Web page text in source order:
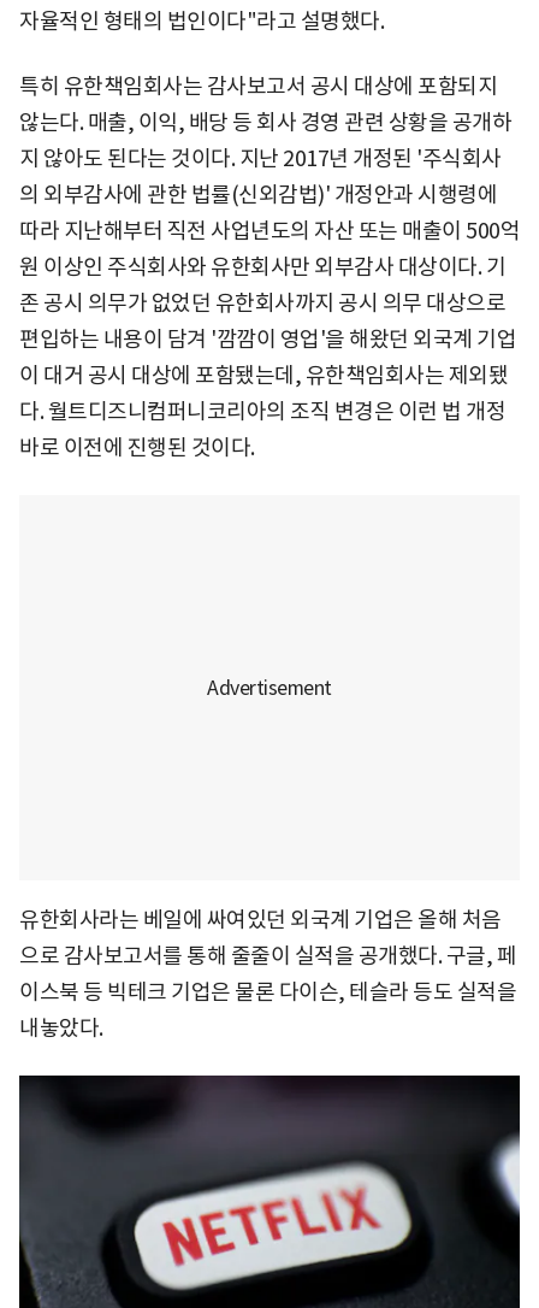
자율적인 형태의 법인이다"라고 설명했다.
특히 유한책임회사는 감사보고서 공시 대상에 포함되지
않는다. 매출, 이익, 배당 등 회사 경영 관련 상황을 공개하
지 않아도 된다는 것이다. 지난 2017년 개정된 '주식회사
의 외부감사에 관한 법률(신외감법)' 개정안과 시행령에
따라 지난해부터 직전 사업년도의 자산 또는 매출이 500억
원 이상인 주식회사와 유한회사만 외부감사 대상이다. 기
존 공시 의무가 없었던 유한회사까지 공시 의무 대상으로
편입하는 내용이 담겨 '깜깜이 영업'을 해왔던 외국계 기업
이 대거 공시 대상에 포함됐는데, 유한책임회사는 제외됐
다. 월트디즈니컴퍼니코리아의 조직 변경은 이런 법 개정
바로 이전에 진행된 것이다.
유한회사라는 베일에 싸여있던 외국계 기업은 올해 처음
으로 감사보고서를 통해 줄줄이 실적을 공개했다. 구글, 페
이스북 등 빅테크 기업은 물론 다이슨, 테슬라 등도 실적을
내놓았다.